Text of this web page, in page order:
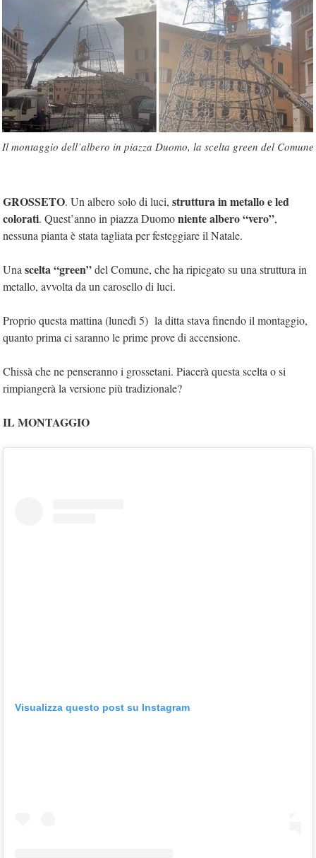
Il montaggio dell’albero in piazza Duomo, la scelta green del Comune
GROSSETO. Un albero solo di luci, struttura in metallo e led
colorati. Quest’anno in piazza Duomoniente albero “vero”,
nessuna pianta è stata tagliata per festeggiare il Natale.
Una scelta “green”del Comune, che ha ripiegato su una struttura in
metallo, avvolta da un carosello di luci.
Proprio questa mattina (lunedì 5) la ditta stava finendo il montaggio,
quanto prima ci saranno le prime prove di accensione.
Chissà che ne penseranno i grossetani. Piacerà questa scelta o si
rimpiangerà la versione più tradizionale?
IL MONTAGGIO
Visualizza questo post su Instagram